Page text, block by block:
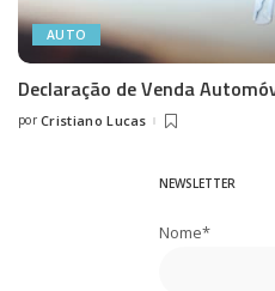
AUTO
Declaração de Venda
Posted
por Cristiano Lucas
NEWSLETTER
Nome*